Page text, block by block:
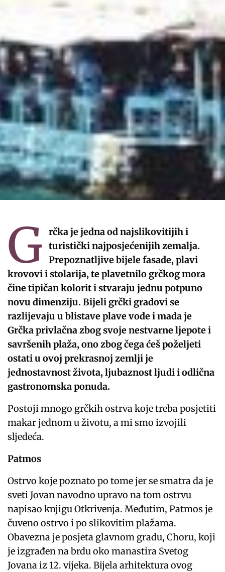
G rčka je jedna od najslikovitijih i
turistički najposjećenijih zemalja.
Prepoznatljive bijele fasade, plavi
krovovi i stolarija, te plavetnilo grčkog mora
čine tipičan kolorit i stvaraju jednu potpuno
novu dimenziju. Bijeli grčki gradovi se
razlijevaju u blistave plave vode i mada je
Grčka privlačna zbog svoje nestvarne ljepote i
savršenih plaža, ono zbog čega ćeš poželjeti
ostati u ovoj prekrasnoj zemlji je
jednostavnost života, ljubaznost ljudi i odlična
gastronomska ponuda.
Postoji mnogo grčkih ostrva koje treba posjetiti
makar jednom u životu, a mi smo izvojili
sljedeća.
Patmos
Ostrvo koje poznato po tome jer se smatra da je
sveti Jovan navodno upravo na tom ostrvu
napisao knjigu Otkrivenja. Međutim, Patmos je
čuveno ostrvo i po slikovitim plažama.
Obavezna je posjeta glavnom gradu, Choru, koji
je izgrađen na brdu oko manastira Svetog
Jovana iz 12. vijeka. Bijela arhitektura ovog